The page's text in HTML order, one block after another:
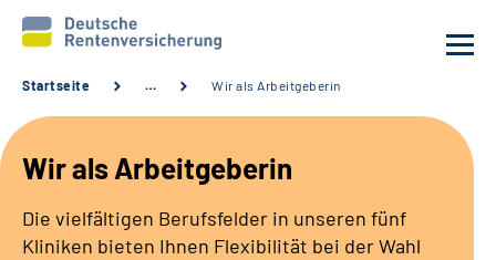
Unsere Kliniken
Behandlungsangebot
Aktuelles
Startseite … Wir als Arbeitgeberin
Wir als Arbeitgeberin
Die vielfältigen Berufsfelder in unseren fünf
Kliniken bieten Ihnen Flexibilität bei der Wahl